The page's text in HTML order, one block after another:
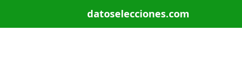
datoselecciones.com